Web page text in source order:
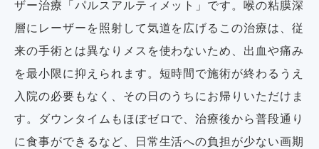
ザー治療「パルスアルティメット」です。喉の粘膜深
層にレーザーを照射して気道を広げるこの治療は、従
来の手術とは異なりメスを使わないため、出血や痛み
を最小限に抑えられます。短時間で施術が終わるうえ
入院の必要もなく、その日のうちにお帰りいただけま
す。ダウンタイムもほぼゼロで、治療後から普段通り
に食事ができるなど、日常生活への負担が少ない画期